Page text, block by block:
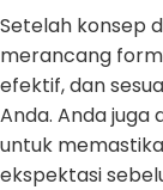
Setelah konsep
merancang
efektif, dan
Anda. Anda
untuk
ekspektasi